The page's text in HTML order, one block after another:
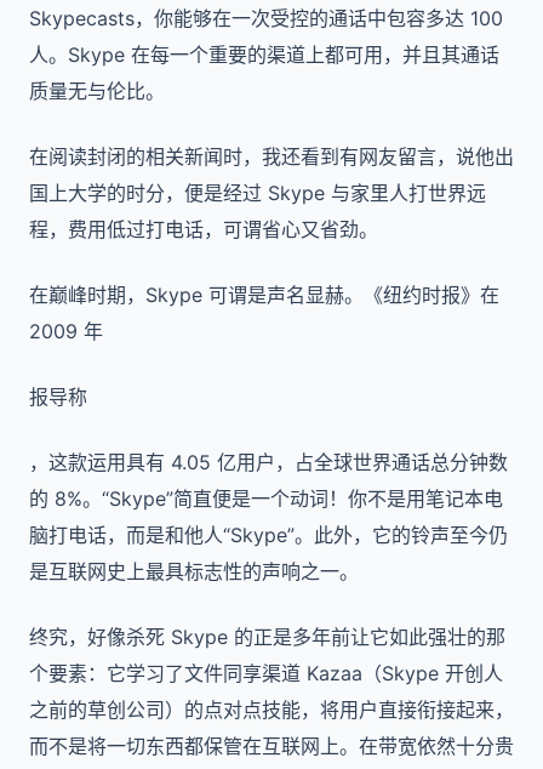
Skypecasts，你能够在一次受控的通话中包容多达 100
人。Skype 在每一个重要的渠道上都可用，并且其通话
质量无与伦比。
在阅读封闭的相关新闻时，我还看到有网友留言，说他出
国上大学的时分，便是经过 Skype 与家里人打世界远
程，费用低过打电话，可谓省心又省劲。
在巅峰时期，Skype 可谓是声名显赫。《纽约时报》在
2009 年
报导称
，这款运用具有 4.05 亿用户，占全球世界通话总分钟数
的 8%。“Skype”简直便是一个动词！你不是用笔记本电
脑打电话，而是和他人“Skype”。此外，它的铃声至今仍
是互联网史上最具标志性的声响之一。
终究，好像杀死 Skype 的正是多年前让它如此强壮的那
个要素：它学习了文件同享渠道 Kazaa（Skype 开创人
之前的草创公司）的点对点技能，将用户直接衔接起来，
而不是将一切东西都保管在互联网上。在带宽依然十分贵